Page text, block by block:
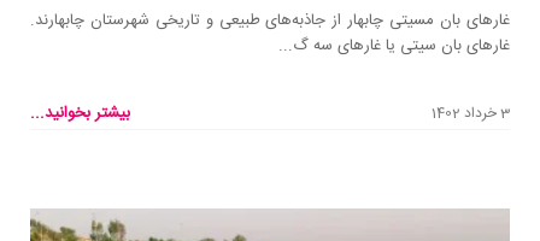
غارهای بان مسیتی چابهار از جاذبه‌های طبیعی و تاریخی شهرستان چابهارند.
غارهای بان سیتی یا غارهای سه گ...
3 خرداد 1402 بیشتر بخوانید...